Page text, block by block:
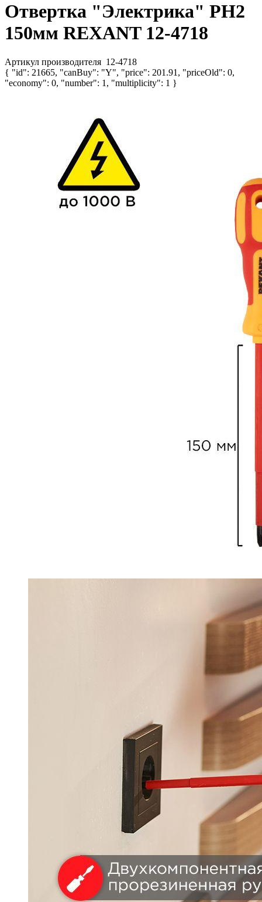
Отвертка "Электрика" PH2
150мм REXANT 12-4718
Артикул производителя 12-4718
{ "id": 21665, "canBuy": "Y", "price": 201.91, "priceOld": 0,
"economy": 0, "number": 1, "multiplicity": 1 }